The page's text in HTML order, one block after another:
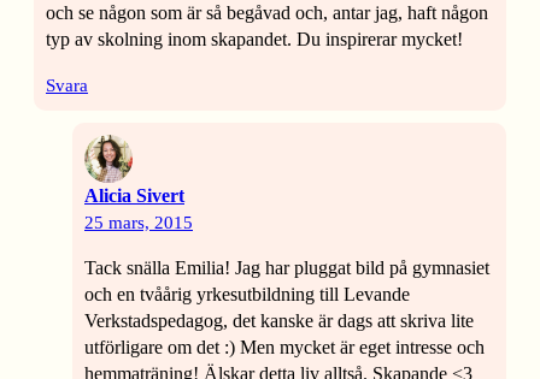
och se någon som är så begåvad och, antar jag, haft någon
typ av skolning inom skapandet. Du inspirerar mycket!
Svara
Alicia Sivert
25 mars, 2015
Tack snälla Emilia! Jag har pluggat bild på gymnasiet
och en tvåårig yrkesutbildning till Levande
Verkstadspedagog, det kanske är dags att skriva lite
utförligare om det :) Men mycket är eget intresse och
hemmaträning! Älskar detta liv alltså. Skapande <3